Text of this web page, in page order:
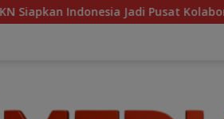
ASN ASEAN